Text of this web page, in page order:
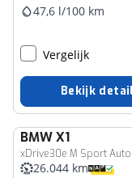
47,6 l/100 km
Vergelijk
Bekijk
BMWX1
26.044 km